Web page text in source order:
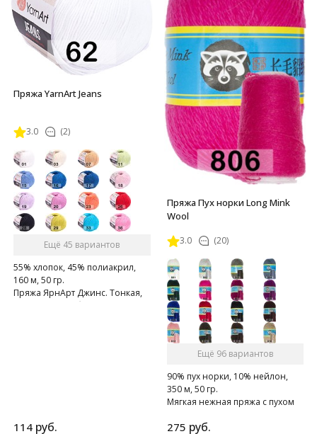
Пряжа YarnArt Jeans
3.0 (2)
Ещё 45 вариантов
55% хлопок, 45% полиакрил,
160 м, 50 гр.
Пряжа ЯрнАрт Джинс. Тонкая,
мягкая, слегка бархатистая
114 руб.
Пряжа Пух норки Long Mink
Wool
3.0 (20)
Ещё 96 вариантов
90% пух норки, 10% нейлон,
350 м, 50 гр.
Мягкая нежная пряжа с пухом
275 руб.